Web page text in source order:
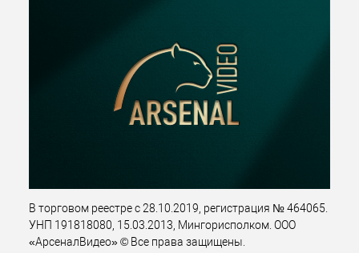
В торговом реестре с 28.10.2019, регистрация № 464065.
УНП 191818080, 15.03.2013, Мингорисполком. ООО
«АрсеналВидео» © Все права защищены.